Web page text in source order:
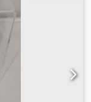
トルク範囲最小/
出力: 3/4インチ
アームを含む重